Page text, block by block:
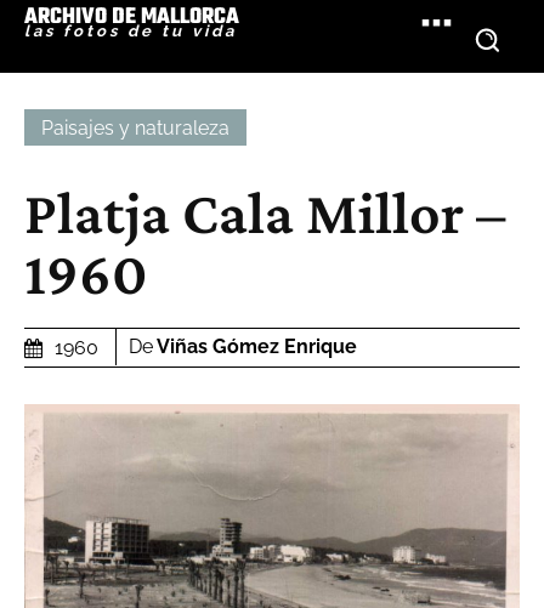
ARCHIVO DE MALLORCA
las fotos de tu vida
Paisajes y naturaleza
Platja Cala Millor –
1960
1960 DeViñas Gómez Enrique